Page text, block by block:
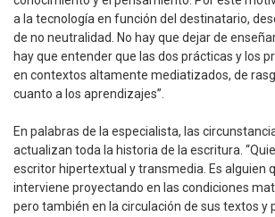
a la tecnología en función del destinatario,
de no neutralidad. No hay que dejar de
hay que entender que las dos prácticas y los
en contextos altamente mediatizados, de
cuanto a los aprendizajes”.
En palabras de la especialista, las
actualizan toda la historia de la escritura.
escritor hipertextual y transmedia. Es alguien
interviene proyectando en las condiciones
pero también en la circulación de sus textos y